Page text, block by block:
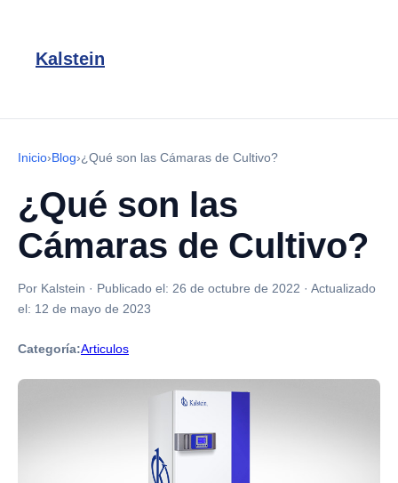
Kalstein
Inicio›Blog›¿Qué son las Cámaras de Cultivo?
¿Qué son las
Cámaras de Cultivo?
Por Kalstein · Publicado el: 26 de octubre de 2022 · Actualizado
el: 12 de mayo de 2023
Categoría:Articulos